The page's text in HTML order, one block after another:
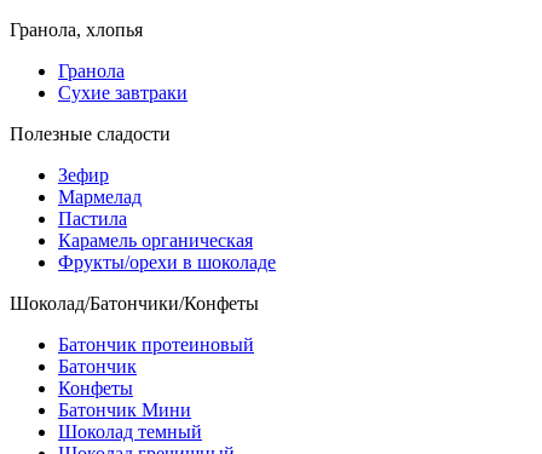
Гранола, хлопья
Гранола
Сухие завтраки
Полезные сладости
Зефир
Мармелад
Пастила
Карамель органическая
Фрукты/орехи в шоколаде
Шоколад/Батончики/Конфеты
Батончик протеиновый
Батончик
Конфеты
Батончик Мини
Шоколад темный